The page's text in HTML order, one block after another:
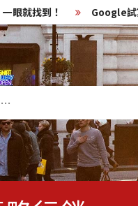
！ Google試算表變翻